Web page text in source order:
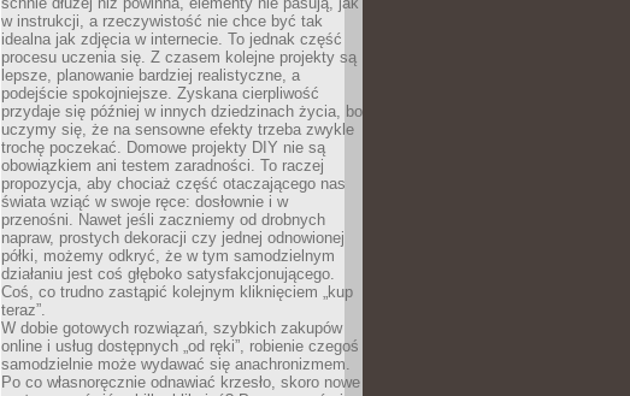
w instrukcji, a rzeczywistość nie chce być tak
idealna jak zdjęcia w internecie. To jednak część
procesu uczenia się. Z czasem kolejne projekty są
lepsze, planowanie bardziej realistyczne, a
podejście spokojniejsze. Zyskana cierpliwość
przydaje się później w innych dziedzinach życia, bo
uczymy się, że na sensowne efekty trzeba zwykle
trochę poczekać. Domowe projekty DIY nie są
obowiązkiem ani testem zaradności. To raczej
propozycja, aby chociaż część otaczającego nas
świata wziąć w swoje ręce: dosłownie i w
przenośni. Nawet jeśli zaczniemy od drobnych
napraw, prostych dekoracji czy jednej odnowionej
półki, możemy odkryć, że w tym samodzielnym
działaniu jest coś głęboko satysfakcjonującego.
Coś, co trudno zastąpić kolejnym kliknięciem „kup
teraz”.
W dobie gotowych rozwiązań, szybkich zakupów
online i usług dostępnych „od ręki”, robienie czegoś
samodzielnie może wydawać się anachronizmem.
Po co własnoręcznie odnawiać krzesło, skoro nowe